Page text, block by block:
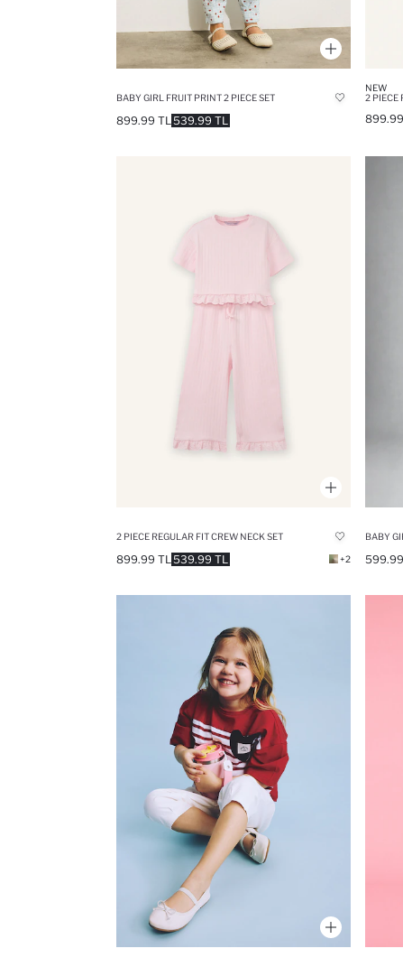
BABY GIRL FRUIT PRINT 2 PIECE SET
539.99 TL
899.99 TL
NEW
2 PIECE REGULAR FIT CREW NECK SET
539.99 TL
899.99 TL +2